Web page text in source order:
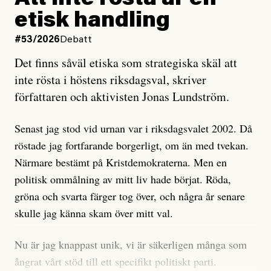
och då ska en efterforska diskret, just för att inte skapa
oro inom rörelsen.
Artikeln undersöker inte, som ETC påstår, ”vad som
är sant, vad som är rykten”, utan den bidrar bara till
ännu mer ryktesspridning. Det finns inte ett enda bevis
misstänkta personen är en infiltratör. Det som läsaren
får veta är att personen har ändrat sina politiska åsikter
under åren, att den har raderat tidigare innehåll på sina
sociala medier, att artikelns författare inte förstår sig
på personens ekonomi och att det tydligen finns
anonyma röster inom rörelsen som säger saker som
anses vara anledningar att titta närmare på personen,
men ingenting av detta är tillräckligt för att hänga ut
etisk handling
#53/2026 Debatt
Det finns såväl etiska som strategiska skäl att
inte rösta i höstens riksdagsval, skriver
författaren och aktivisten Jonas Lundström.
Senast jag stod vid urnan var i riksdagsvalet 2002. Då
röstade jag fortfarande borgerligt, om än med tvekan.
Närmare bestämt på Kristdemokraterna. Men en
politisk ommålning av mitt liv hade börjat. Röda,
gröna och svarta färger tog över, och några år senare
skulle jag känna skam över mitt val.
Nu är jag knappast unik, vi är säkerligen många som
ångrat vårt stöd till ett specifikt politiskt parti.